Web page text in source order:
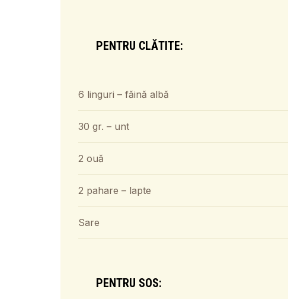
PENTRU CLĂTITE:
6 linguri – făină albă
30 gr. – unt
2 ouă
2 pahare – lapte
Sare
PENTRU SOS: